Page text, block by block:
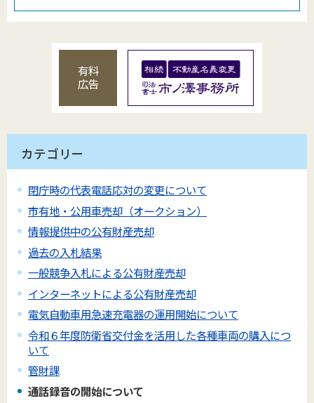
有料
広告
カテゴリー
閉庁時の代表電話応対の変更について
市有地・公用車売却（オークション）
情報提供中の公有財産売却
過去の入札結果
一般競争入札による公有財産売却
インターネットによる公有財産売却
電気自動車用急速充電器の運用開始について
令和６年度防衛省交付金を活用した各種車両の購入につ
いて
管財課
通話録音の開始について